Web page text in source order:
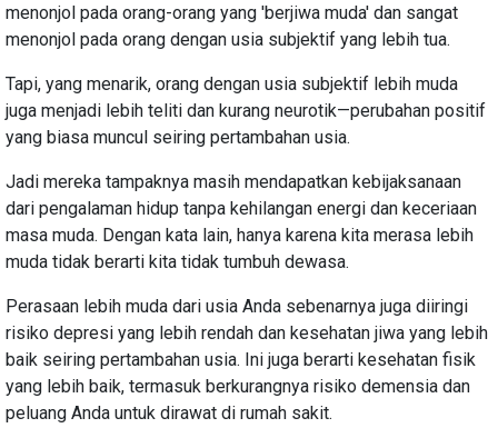
menonjol pada orang-orang yang 'berjiwa muda' dan sangat
menonjol pada orang dengan usia subjektif yang lebih tua.
Tapi, yang menarik, orang dengan usia subjektif lebih muda
juga menjadi lebih teliti dan kurang neurotik—perubahan positif
yang biasa muncul seiring pertambahan usia.
Jadi mereka tampaknya masih mendapatkan kebijaksanaan
dari pengalaman hidup tanpa kehilangan energi dan keceriaan
masa muda. Dengan kata lain, hanya karena kita merasa lebih
muda tidak berarti kita tidak tumbuh dewasa.
Perasaan lebih muda dari usia Anda sebenarnya juga diiringi
risiko depresi yang lebih rendah dan kesehatan jiwa yang lebih
baik seiring pertambahan usia. Ini juga berarti kesehatan fisik
yang lebih baik, termasuk berkurangnya risiko demensia dan
peluang Anda untuk dirawat di rumah sakit.